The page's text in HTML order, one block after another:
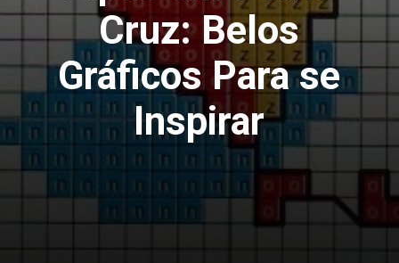
Cruz: Belos
Gráficos Para se
Inspirar